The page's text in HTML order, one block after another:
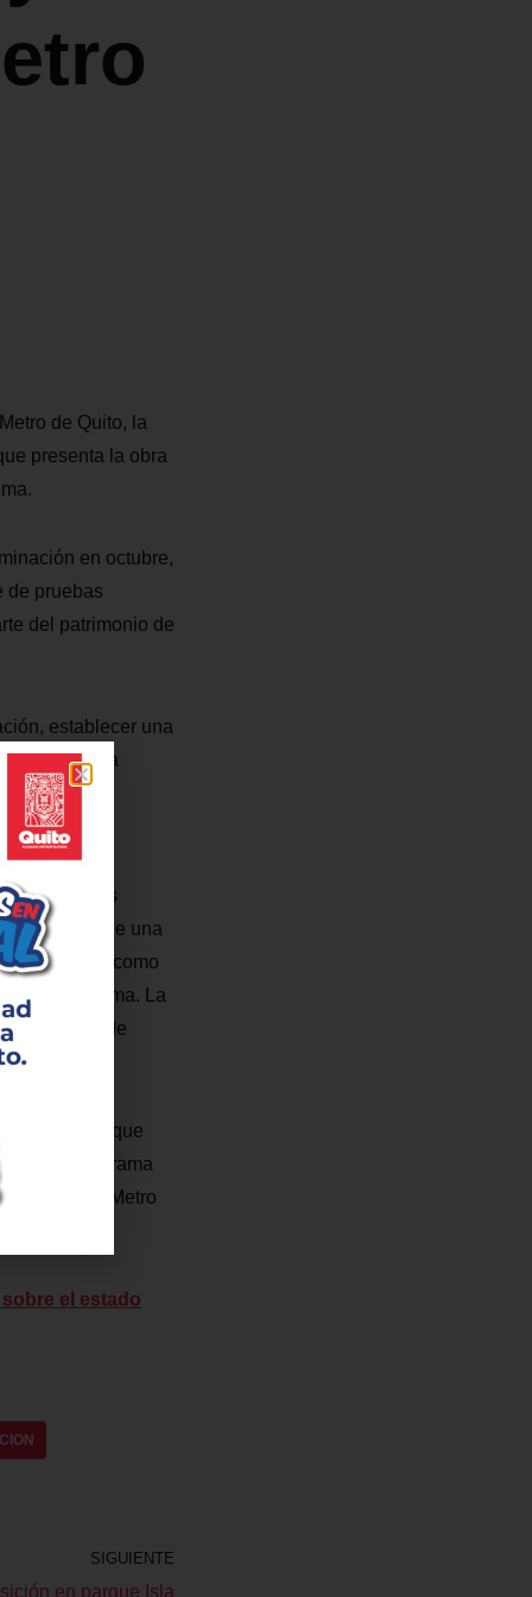
de Quito, la
presenta la obra
en octubre,
de pruebas
del patrimonio de
establecer una
en una
nuestros
alternativas
a través de una
como
autónoma. La
del Metro de
y técnicos que
el cronograma
servicio del Metro
el estado
SIGUIENTE
en parque Isla